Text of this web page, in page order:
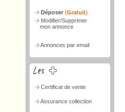
Déposer (Gratuit)
Modifier/Supprimer
mon annonce
Annonces par email
Certificat de vente
Assurance collection